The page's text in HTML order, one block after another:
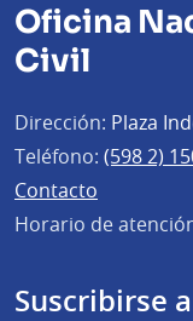
Oficina
Civil
Dirección: Plaza
Teléfono: (598 2)
Contacto
Horario de
Suscribirse